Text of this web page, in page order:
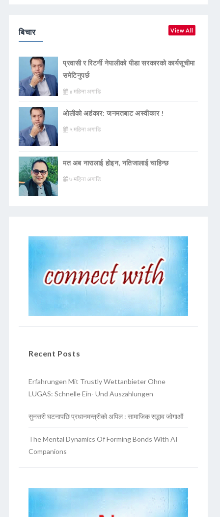
बिचार View All
प्रवासी र रिटर्नी नेपालीको पीडा सरकारको कार्यसूचीमा
समेटिनुपर्छ
४ महिना अगाडि
ओलीको अहंकार: जनमतबाट अस्वीकार !
५ महिना अगाडि
मत अब नारालाई होइन, नतिजालाई चाहिन्छ
७ महिना अगाडि
Recent Posts
Erfahrungen Mit Trustly Wettanbieter Ohne
LUGAS: Schnelle Ein- Und Auszahlungen
सुनसरी घटनापछि प्रधानमन्त्रीको अपिल : सामाजिक सद्भाव जोगाऔं
The Mental Dynamics Of Forming Bonds With AI
Companions